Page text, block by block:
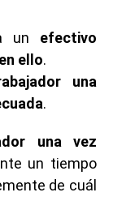
un efectivo
ello.
una
.
una vez
un tiempo
de cuál